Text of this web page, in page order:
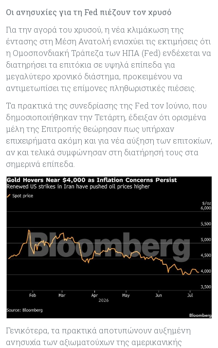
Οι ανησυχίες για τη Fed πιέζουν τον χρυσό
Για την αγορά του χρυσού, η νέα κλιμάκωση της
έντασης στη Μέση Ανατολή ενισχύει τις εκτιμήσεις ότι
η Ομοσπονδιακή Τράπεζα των ΗΠΑ (Fed) ενδέχεται να
διατηρήσει τα επιτόκια σε υψηλά επίπεδα για
μεγαλύτερο χρονικό διάστημα, προκειμένου να
αντιμετωπίσει τις επίμονες πληθωριστικές πιέσεις.
Τα πρακτικά της συνεδρίασης της Fed τον Ιούνιο, που
δημοσιοποιήθηκαν την Τετάρτη, έδειξαν ότι ορισμένα
μέλη της Επιτροπής θεώρησαν πως υπήρχαν
επιχειρήματα ακόμη και για νέα αύξηση των επιτοκίων,
αν και τελικά συμφώνησαν στη διατήρησή τους στα
σημερινά επίπεδα.
Γενικότερα, τα πρακτικά αποτυπώνουν αυξημένη
ανησυχία των αξιωματούχων της αμερικανικής